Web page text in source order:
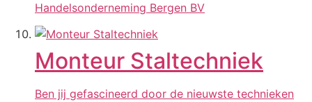
Handelsonderneming Bergen BV
Monteur Staltechniek
Ben jij gefascineerd door de nieuwste technieken